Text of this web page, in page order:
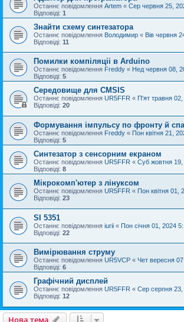
Останнє повідомлення Artem « Сер червня 25,
Відповіді: 1
Знайти схему синтезатора
Останнє повідомлення Володимир « Вів червня
Відповіді: 11
Помилки компіляціі в Arduino
Останнє повідомлення Freddy « Нед червня 08,
Відповіді: 5
Середовище для CMSIS
Останнє повідомлення UR5FFR « П'ят травня
Відповіді: 20
Формування імпульсу по фронту й
Останнє повідомлення Freddy « Пон квітня 21,
Відповіді: 5
Cинтезатор з сенсорним екраном
Останнє повідомлення UR5FFR « Суб жовтня 19,
Відповіді: 8
Мікрокомп'ютер з лінуксом
Останнє повідомлення UR5FFR « Пон квітня 01,
Відповіді: 23
SI 5351
Останнє повідомлення iurii « Пон січня 01, 2024
Відповіді: 22
Вимірювання струму
Останнє повідомлення UR5VCP « Чет вересня
Відповіді: 6
Графічний дисплей
Останнє повідомлення UR5FFR « Сер серпня 23,
Відповіді: 12
Нова тема